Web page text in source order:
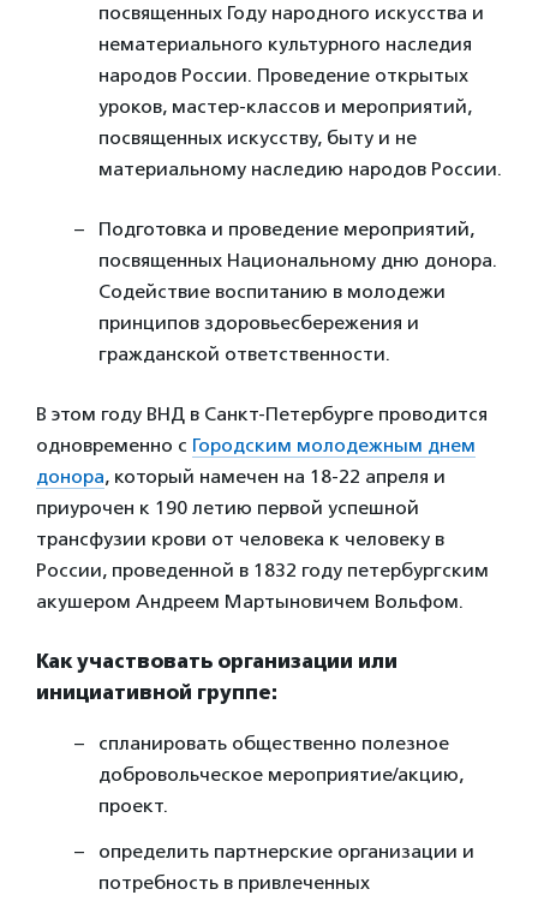
посвященных Году народного искусства и
нематериального культурного наследия
народов России. Проведение открытых
уроков, мастер-классов и мероприятий,
посвященных искусству, быту и не
материальному наследию народов России.
Подготовка и проведение мероприятий,
посвященных Национальному дню донора.
Содействие воспитанию в молодежи
принципов здоровьесбережения и
гражданской ответственности.
В этом году ВНД в Санкт-Петербурге проводится
одновременно с Городским молодежным днем
донора, который намечен на 18-22 апреля и
приурочен к 190 летию первой успешной
трансфузии крови от человека к человеку в
России, проведенной в 1832 году петербургским
акушером Андреем Мартыновичем Вольфом.
Как участвовать организации или
инициативной группе:
спланировать общественно полезное
добровольческое мероприятие/акцию,
проект.
определить партнерские организации и
потребность в привлеченных